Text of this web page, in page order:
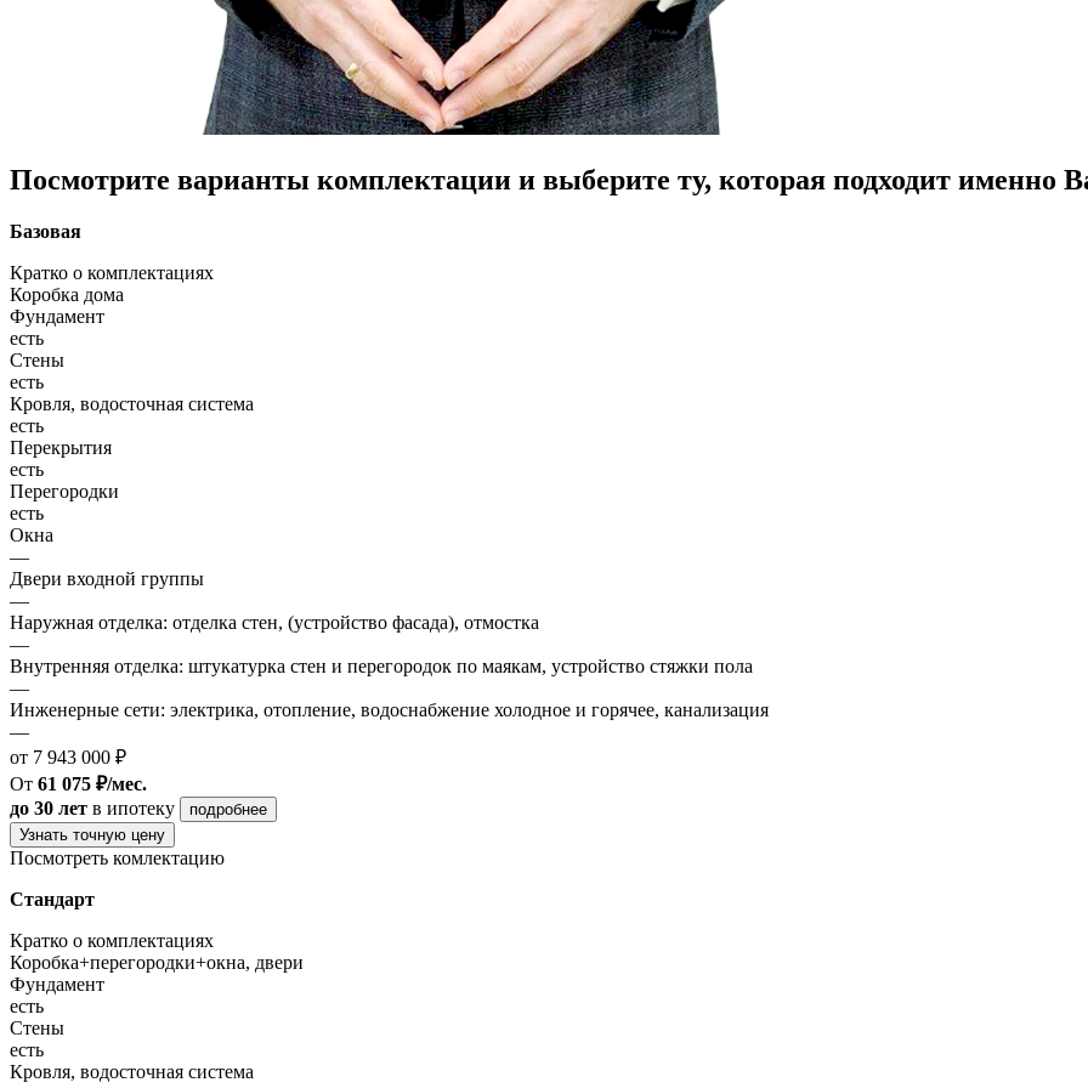
Посмотрите варианты комплектации и выберите ту, которая подходит именно
Базовая
Кратко о комплектациях
Коробка дома
Фундамент
есть
Стены
есть
Кровля, водосточная система
есть
Перекрытия
есть
Перегородки
есть
Окна
—
Двери входной группы
—
Наружная отделка: отделка стен, (устройство фасада), отмостка
—
Внутренняя отделка: штукатурка стен и перегородок по маякам, устройство стяжки пола
—
Инженерные сети: электрика, отопление, водоснабжение холодное и горячее, канализация
—
от 7 943 000 ₽
От 61 075 ₽/мес.
до 30 лет в ипотеку
подробнее
Узнать точную цену
Посмотреть комлектацию
Стандарт
Кратко о комплектациях
Коробка+перегородки+окна, двери
Фундамент
есть
Стены
есть
Кровля, водосточная система